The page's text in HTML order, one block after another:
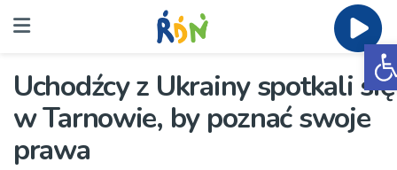
Uchodźcy z Ukrainy spotkali się
w Tarnowie, by poznać swoje
prawa